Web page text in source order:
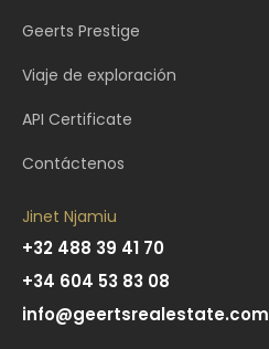
Geerts Prestige
Viaje de exploración
API Certificate
Contáctenos
Jinet Njamiu
+32 488 39 41 70
+34 604 53 83 08
info@geertsrealestate.com